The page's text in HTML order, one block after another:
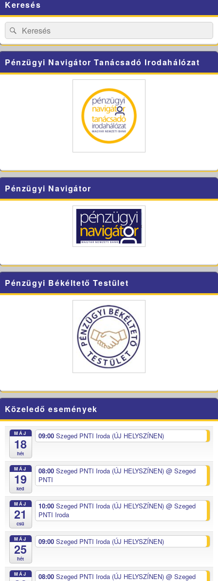
Sidebar
Widget
Area
Keresés
Search
for:
Search
Pénzügyi Navigátor Tanácsadó Irodahálózat
Pénzügyi Navigátor
Pénzügyi Békéltető Testület
Közeledő események
MÁJ
18
hét
09:00 Szeged PNTI Iroda (ÚJ HELYSZÍNEN)
MÁJ
19
ked
08:00 Szeged PNTI Iroda (ÚJ HELYSZÍNEN) @ Szeged
PNTI
MÁJ
21
csü
10:00 Szeged PNTI Iroda (ÚJ HELYSZÍNEN) @ Szeged
PNTI Iroda
MÁJ
25
hét
09:00 Szeged PNTI Iroda (ÚJ HELYSZÍNEN)
MÁJ 08:00 Szeged PNTI Iroda (ÚJ HELYSZÍNEN) @ Szeged